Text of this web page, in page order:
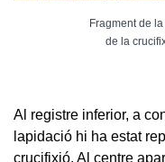
Fragment de
de la
Al registre inferior, a
lapidació hi ha estat
crucifixió. Al centre